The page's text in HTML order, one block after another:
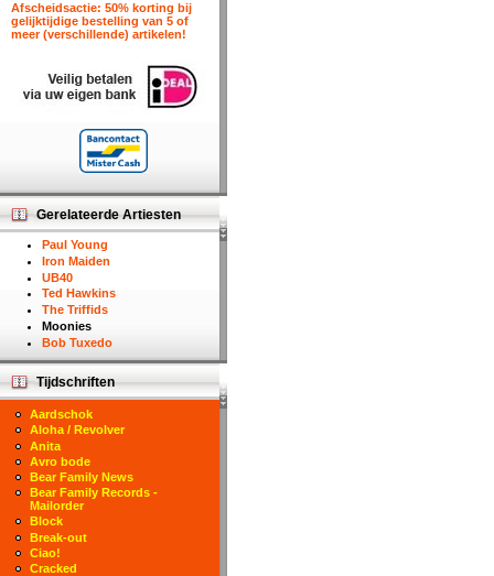
Afscheidsactie: 50% korting bij
gelijktijdige bestelling van 5 of
meer (verschillende) artikelen!
Gerelateerde Artiesten
Paul Young
Iron Maiden
UB40
Ted Hawkins
The Triffids
Moonies
Bob Tuxedo
Tijdschriften
Aardschok
Aloha / Revolver
Anita
Avro bode
Bear Family News
Bear Family Records -
Mailorder
Block
Break-out
Ciao!
Cracked